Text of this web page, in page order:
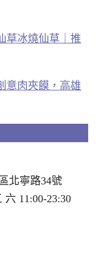
草冰燒仙草｜推
意肉夾饃，高雄
北寧路34號
11:00-23:30